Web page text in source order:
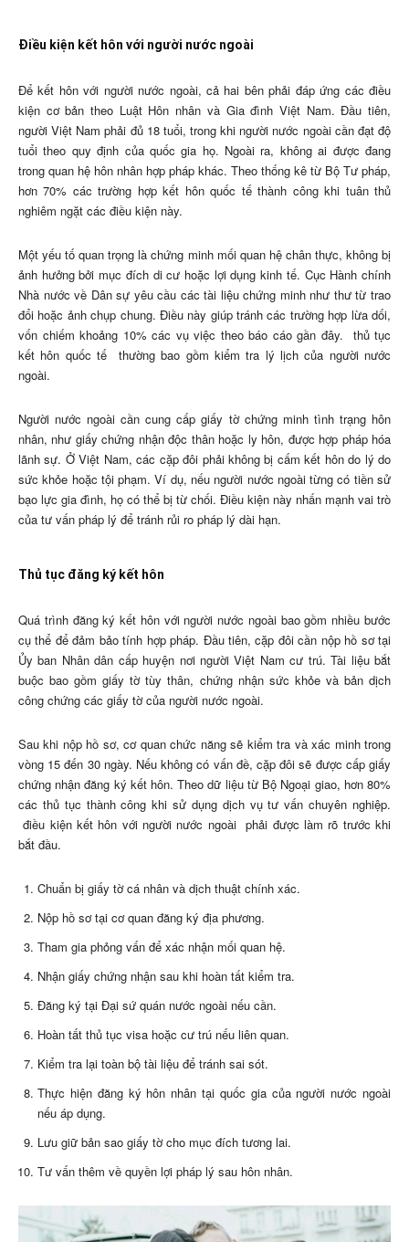
Điều kiện kết hôn với người nước ngoài
Để kết hôn với người nước ngoài, cả hai bên phải đáp ứng các điều
kiện cơ bản theo Luật Hôn nhân và Gia đình Việt Nam. Đầu tiên,
người Việt Nam phải đủ 18 tuổi, trong khi người nước ngoài cần đạt độ
tuổi theo quy định của quốc gia họ. Ngoài ra, không ai được đang
trong quan hệ hôn nhân hợp pháp khác. Theo thống kê từ Bộ Tư pháp,
hơn 70% các trường hợp kết hôn quốc tế thành công khi tuân thủ
nghiêm ngặt các điều kiện này.
Một yếu tố quan trọng là chứng minh mối quan hệ chân thực, không bị
ảnh hưởng bởi mục đích di cư hoặc lợi dụng kinh tế. Cục Hành chính
Nhà nước về Dân sự yêu cầu các tài liệu chứng minh như thư từ trao
đổi hoặc ảnh chụp chung. Điều này giúp tránh các trường hợp lừa dối,
vốn chiếm khoảng 10% các vụ việc theo báo cáo gần đây.
thủ tục
kết hôn quốc tế
thường bao gồm kiểm tra lý lịch của người nước
ngoài.
Người nước ngoài cần cung cấp giấy tờ chứng minh tình trạng hôn
nhân, như giấy chứng nhận độc thân hoặc ly hôn, được hợp pháp hóa
lãnh sự. Ở Việt Nam, các cặp đôi phải không bị cấm kết hôn do lý do
sức khỏe hoặc tội phạm. Ví dụ, nếu người nước ngoài từng có tiền sử
bạo lực gia đình, họ có thể bị từ chối. Điều kiện này nhấn mạnh vai trò
của tư vấn pháp lý để tránh rủi ro pháp lý dài hạn.
Thủ tục đăng ký kết hôn
Quá trình đăng ký kết hôn với người nước ngoài bao gồm nhiều bước
cụ thể để đảm bảo tính hợp pháp. Đầu tiên, cặp đôi cần nộp hồ sơ tại
Ủy ban Nhân dân cấp huyện nơi người Việt Nam cư trú. Tài liệu bắt
buộc bao gồm giấy tờ tùy thân, chứng nhận sức khỏe và bản dịch
công chứng các giấy tờ của người nước ngoài.
Sau khi nộp hồ sơ, cơ quan chức năng sẽ kiểm tra và xác minh trong
vòng 15 đến 30 ngày. Nếu không có vấn đề, cặp đôi sẽ được cấp giấy
chứng nhận đăng ký kết hôn. Theo dữ liệu từ Bộ Ngoại giao, hơn 80%
các thủ tục thành công khi sử dụng dịch vụ tư vấn chuyên nghiệp.
điều kiện kết hôn với người nước ngoài phải được làm rõ trước khi
bắt đầu.
Chuẩn bị giấy tờ cá nhân và dịch thuật chính xác.
Nộp hồ sơ tại cơ quan đăng ký địa phương.
Tham gia phỏng vấn để xác nhận mối quan hệ.
Nhận giấy chứng nhận sau khi hoàn tất kiểm tra.
Đăng ký tại Đại sứ quán nước ngoài nếu cần.
Hoàn tất thủ tục visa hoặc cư trú nếu liên quan.
Kiểm tra lại toàn bộ tài liệu để tránh sai sót.
Thực hiện đăng ký hôn nhân tại quốc gia của người nước ngoài
nếu áp dụng.
Lưu giữ bản sao giấy tờ cho mục đích tương lai.
Tư vấn thêm về quyền lợi pháp lý sau hôn nhân.